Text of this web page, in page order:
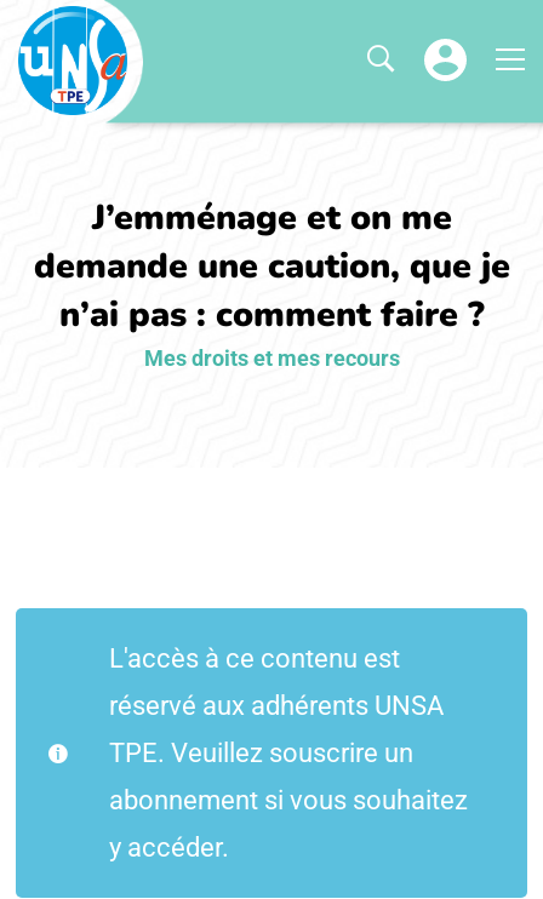
Mes droits et mes recours
J’emménage et on me
demande une caution, que je
n’ai pas : comment faire ?
L'accès à ce contenu est
réservé aux adhérents UNSA
TPE. Veuillez souscrire un
abonnement si vous souhaitez
y accéder.